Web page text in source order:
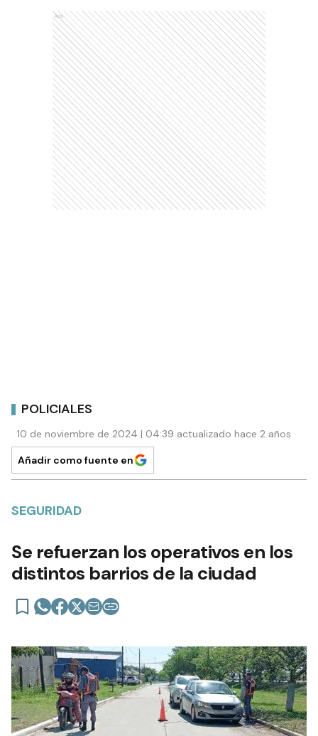
Ads
POLICIALES
10 de noviembre de 2024 | 04:39 actualizado hace 2 años
Añadir como fuente en
SEGURIDAD
Se refuerzan los operativos en los
distintos barrios de la ciudad